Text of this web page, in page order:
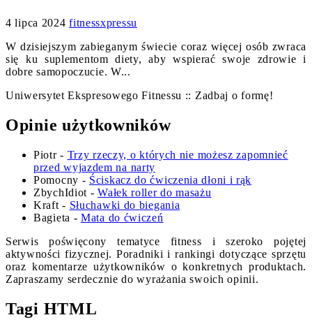
4 lipca 2024fitnessxpressu
W dzisiejszym zabieganym świecie coraz więcej osób zwraca
się ku suplementom diety, aby wspierać swoje zdrowie i
dobre samopoczucie. W...
Uniwersytet Ekspresowego Fitnessu :: Zadbaj o formę!
Opinie użytkowników
Piotr- Trzy rzeczy, o których nie możesz zapomnieć
przed wyjazdem na narty
Pomocny - Ściskacz do ćwiczenia dłoni i rąk
ZbychIdiot -Wałek roller do masażu
Kraft - Słuchawki do biegania
Bagieta -Mata do ćwiczeń
Serwis poświęcony tematyce fitness i szeroko pojętej
aktywności fizycznej. Poradniki i rankingi dotyczące sprzętu
oraz komentarze użytkowników o konkretnych produktach.
Zapraszamy serdecznie do wyrażania swoich opinii.
Tagi HTML